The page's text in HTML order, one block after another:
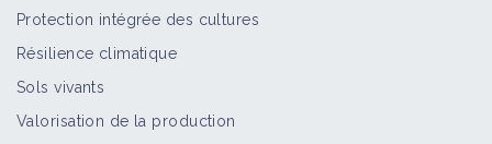
Protection intégrée des cultures
Résilience climatique
Sols vivants
Valorisation de la production